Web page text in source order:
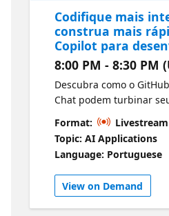
Codifique mais
construa mais
Copilot para
8:00 PM - 8:30 PM
Descubra como o
Chat podem turbinar
de desenvolvimento no
Aprenda a programar
tarefas repetitivas e
assistência da IA ​​para
aplicativos do início ao
Format:
Livestream
Topic: AI Applications
Language: Portuguese
View on Demand